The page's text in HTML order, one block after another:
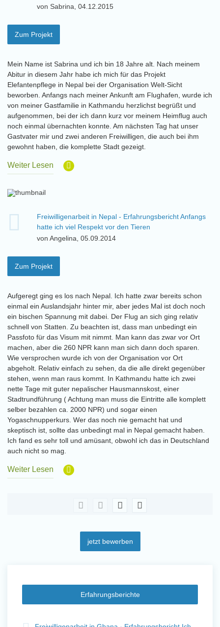
von Sabrina, 04.12.2015
Zum Projekt
Mein Name ist Sabrina und ich bin 18 Jahre alt. Nach meinem
Abitur in diesem Jahr habe ich mich für das Projekt
Elefantenpflege in Nepal bei der Organisation Welt-Sicht
beworben. Anfangs nach meiner Ankunft am Flughafen, wurde ich
von meiner Gastfamilie in Kathmandu herzlichst begrüßt und
aufgenommen, bei der ich dann kurz vor meinem Heimflug auch
noch einmal übernachten konnte. Am nächsten Tag hat unser
Gastvater mir und zwei anderen Freiwilligen, die auch bei ihm
gewohnt haben, die komplette Stadt gezeigt.
Weiter Lesen
Freiwilligenarbeit in Nepal - Erfahrungsbericht Anfangs
hatte ich viel Respekt vor den Tieren
von Angelina, 05.09.2014
Zum Projekt
Aufgeregt ging es los nach Nepal. Ich hatte zwar bereits schon
einmal ein Auslandsjahr hinter mir, aber jedes Mal ist doch noch
ein bischen Spannung mit dabei. Der Flug an sich ging relativ
schnell von Statten. Zu beachten ist, dass man unbedingt ein
Passfoto für das Visum mit nimmt. Man kann das zwar vor Ort
machen, aber die 260 NPR kann man sich dann doch sparen.
Wie versprochen wurde ich von der Organisation vor Ort
abgeholt. Relativ einfach zu sehen, da die alle direkt gegenüber
stehen, wenn man raus kommt. In Kathmandu hatte ich zwei
nette Tage mit guter nepalischer Hausmannskost, einer
Stadtrundführung ( Achtung man muss die Eintritte alle komplett
selber bezahlen ca. 2000 NPR) und sogar einen
Yogaschnupperkurs. Wer das noch nie gemacht hat und
skeptisch ist, sollte das unbedingt mal in Nepal gemacht haben.
Ich fand es sehr toll und amüsant, obwohl ich das in Deutschland
auch nicht so mag.
Weiter Lesen
jetzt bewerben
Erfahrungsberichte